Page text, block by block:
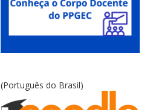
(Português do Brasil)